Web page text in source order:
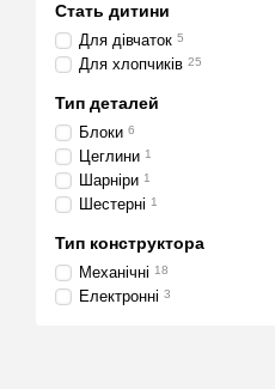
Стать дитини
Для дівчаток 5
Для хлопчиків 25
Тип деталей
Блоки 6
Цеглини 1
Шарніри 1
Шестерні 1
Тип конструктора
Механічні 18
Електронні 3